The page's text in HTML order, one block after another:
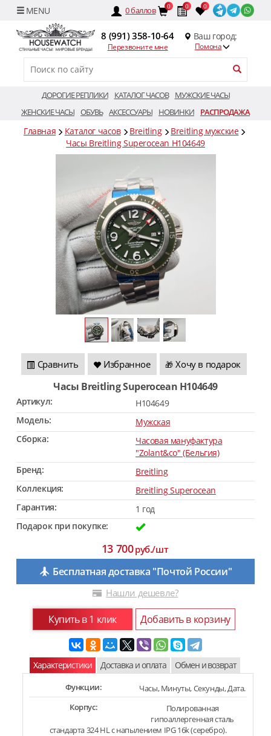
0баллов 0 0 0
8 (991) 358-10-64
Перезвоните мне
Ваш город:
Помона
ДОРОГИЕ РЕПЛИКИ КАТАЛОГ ЧАСОВ
МУЖСКИЕ ЧАСЫ
ЖЕНСКИЕ ЧАСЫ ОБУВЬ АКСЕССУАРЫ НОВИНКИ РАСПРОДАЖА
Главная Каталог часов Breitling
Breitling мужские
Часы Breitling Superocean H104649
Сравнить Избранное 🎁 Хочу в подарок
Часы Breitling Superocean H104649
Артикул:
H104649
Модель:
Мужская
Сборка:
Часовая мануфактура
"Zolant&co" (Бельгия)
Бренд:
Breitling
Коллекция:
Breitling Superocean
Гарантия:
1 год
Подарок при покупке:
13 700руб./шт
Бесплатная доставка "Почтой России"
Нашли дешевле?
Купить в 1 клик Добавить в корзину
Характеристики Доставка и оплата Обмен и возврат
Функции:
Часы, Минуты, Секунды, Дата.
Корпус:
Полированная
гипоаллергенная сталь
стандарта 324 HL с напылением IPG 16k (серебро).